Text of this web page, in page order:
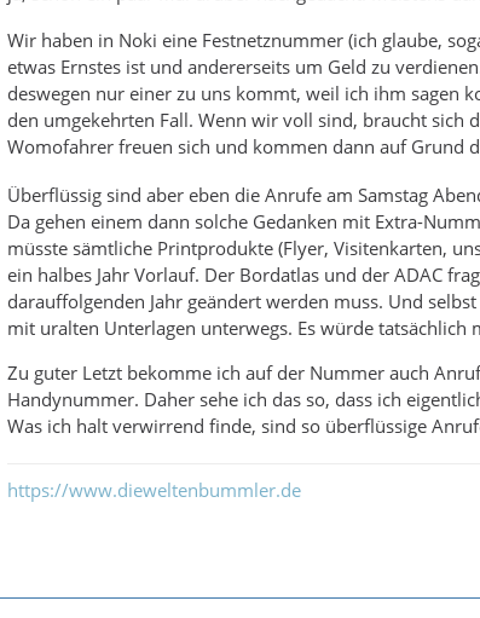
Wir haben in Noki eine Festnetznummer (ich glaube,
etwas Ernstes ist und andererseits um Geld zu
deswegen nur einer zu uns kommt, weil ich ihm sagen
den umgekehrten Fall. Wenn wir voll sind, braucht sich
Womofahrer freuen sich und kommen dann auf Grund
Überflüssig sind aber eben die Anrufe am Samstag
Da gehen einem dann solche Gedanken mit Extra-
müsste sämtliche Printprodukte (Flyer, Visitenkarten,
ein halbes Jahr Vorlauf. Der Bordatlas und der ADAC
darauffolgenden Jahr geändert werden muss. Und
mit uralten Unterlagen unterwegs. Es würde
Zu guter Letzt bekomme ich auf der Nummer auch
Handynummer. Daher sehe ich das so, dass ich
Was ich halt verwirrend finde, sind so überflüssige
https://www.dieweltenbummler.de